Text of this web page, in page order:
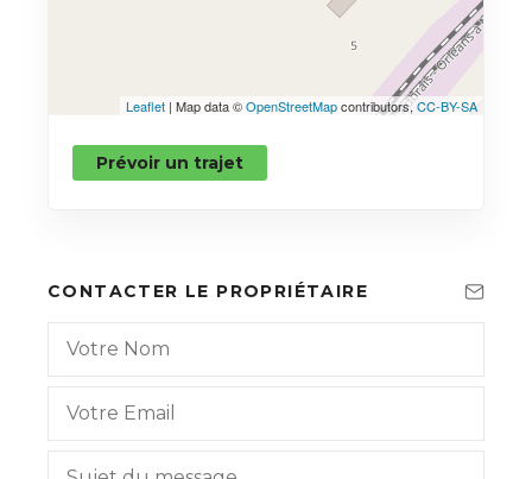
Leaflet | Map data ©OpenStreetMapcontributors,CC-BY-SA
Prévoir un trajet
CONTACTER LE PROPRIÉTAIRE